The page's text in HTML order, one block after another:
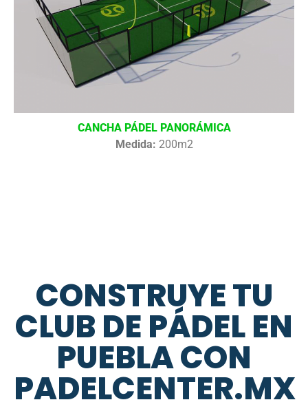
CANCHA PÁDEL PANORÁMICA
Medida: 200m2
CONSTRUYE TU
CLUB DE PÁDEL EN
PUEBLA CON
PADELCENTER.MX